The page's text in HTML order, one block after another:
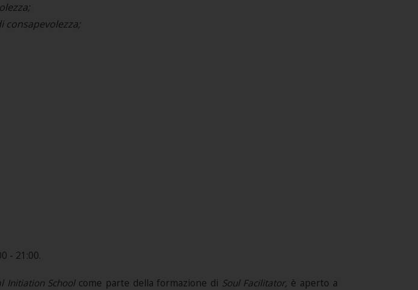
consapevolezza;
- 21:00.
Initiation Schoolcome parte della formazione di Soul Facilitator, è aperto a